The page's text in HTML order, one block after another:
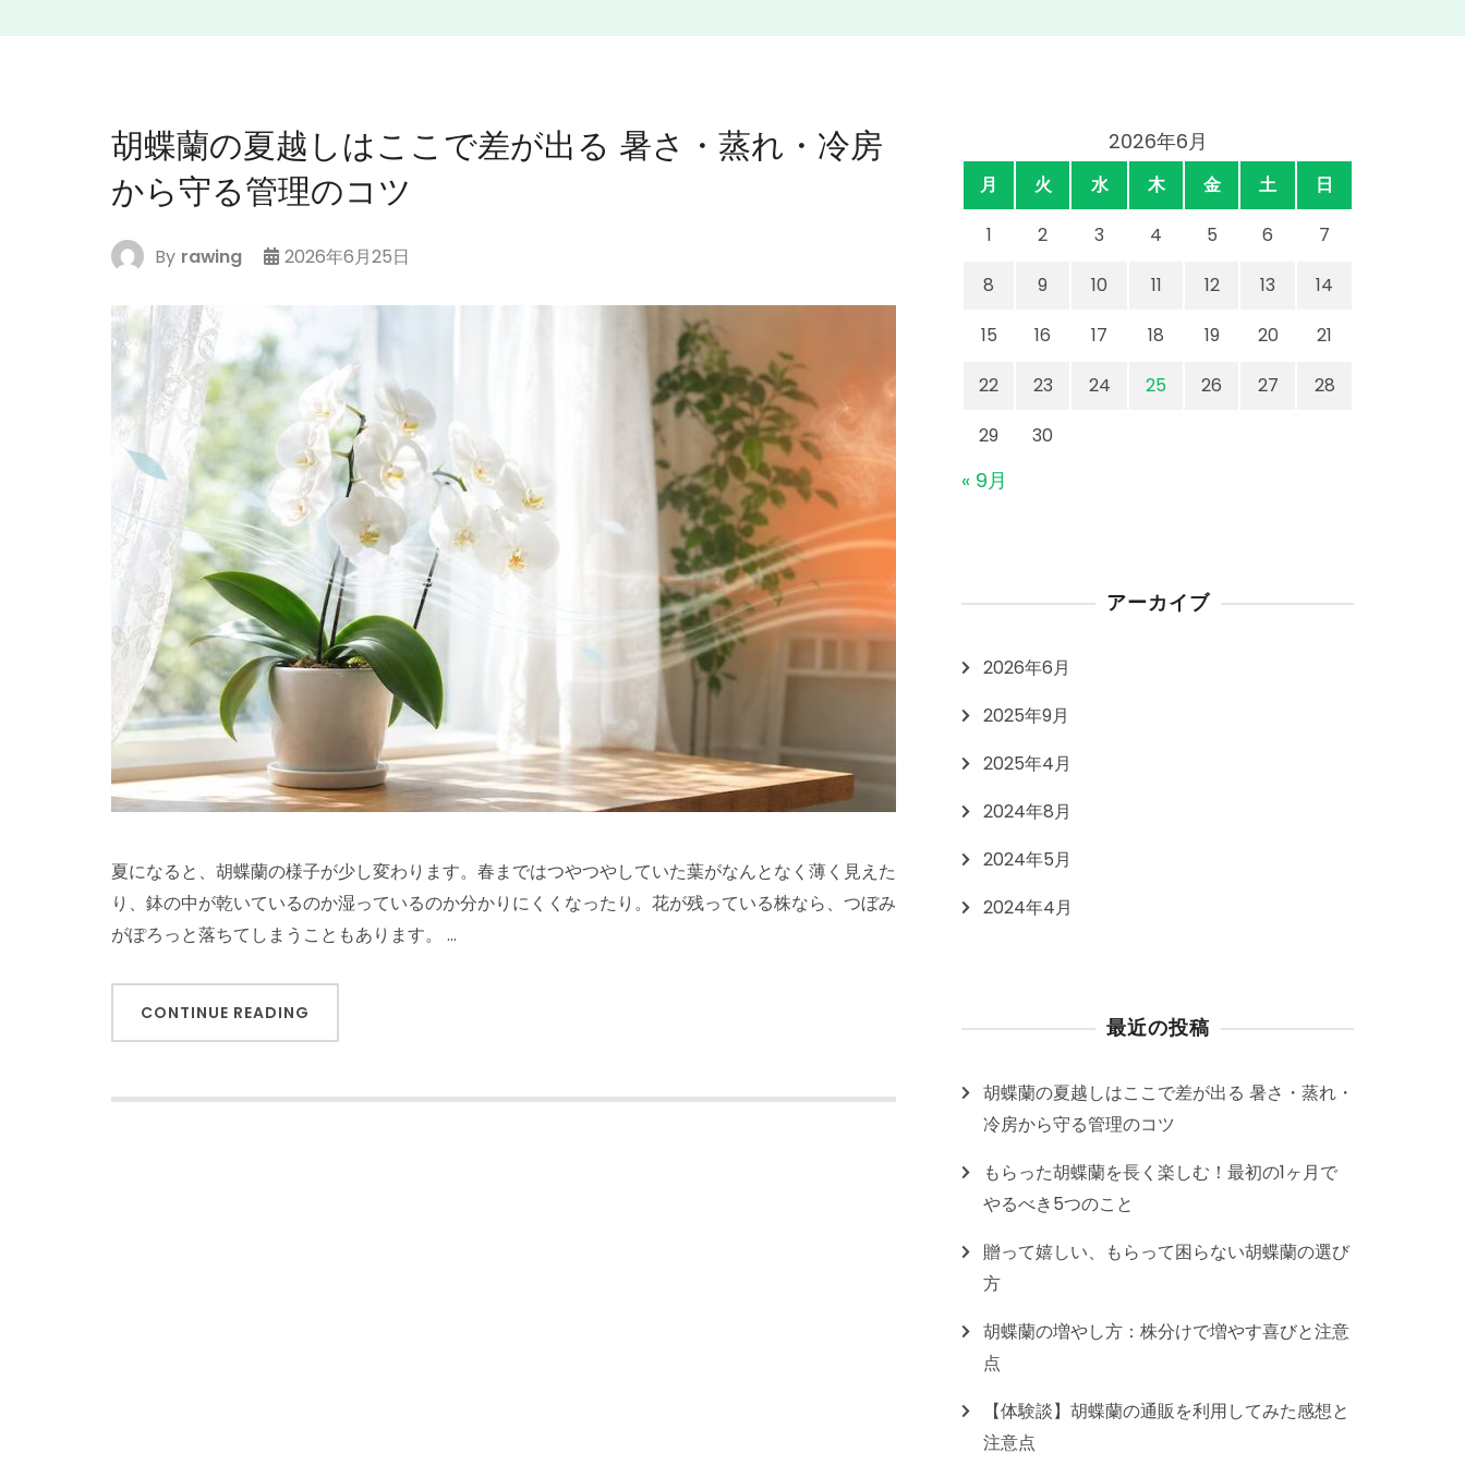
胡蝶蘭の夏越しはここで差が出る 暑さ・蒸れ・冷房
から守る管理のコツ
By rawing 2026年6月25日
夏になると、胡蝶蘭の様子が少し変わります。春まではつやつやしていた葉がなんとなく薄く見えた
り、鉢の中が乾いているのか湿っているのか分かりにくくなったり。花が残っている株なら、つぼみ
がぽろっと落ちてしまうこともあります。 …
CONTINUE READING
2026年6月
月 火 水 木 金 土
日
1
2 3 4 5 6
7
8
9 10 11 12 13
14
15
16 17 18 19 20
21
22
23 24 25 26 27
28
29
30
« 9月
アーカイブ
2026年6月
2025年9月
2025年4月
2024年8月
2024年5月
2024年4月
最近の投稿
胡蝶蘭の夏越しはここで差が出る 暑さ・蒸れ・
冷房から守る管理のコツ
もらった胡蝶蘭を長く楽しむ！最初の1ヶ月で
やるべき5つのこと
贈って嬉しい、もらって困らない胡蝶蘭の選び
方
胡蝶蘭の増やし方：株分けで増やす喜びと注意
点
【体験談】胡蝶蘭の通販を利用してみた感想と
注意点